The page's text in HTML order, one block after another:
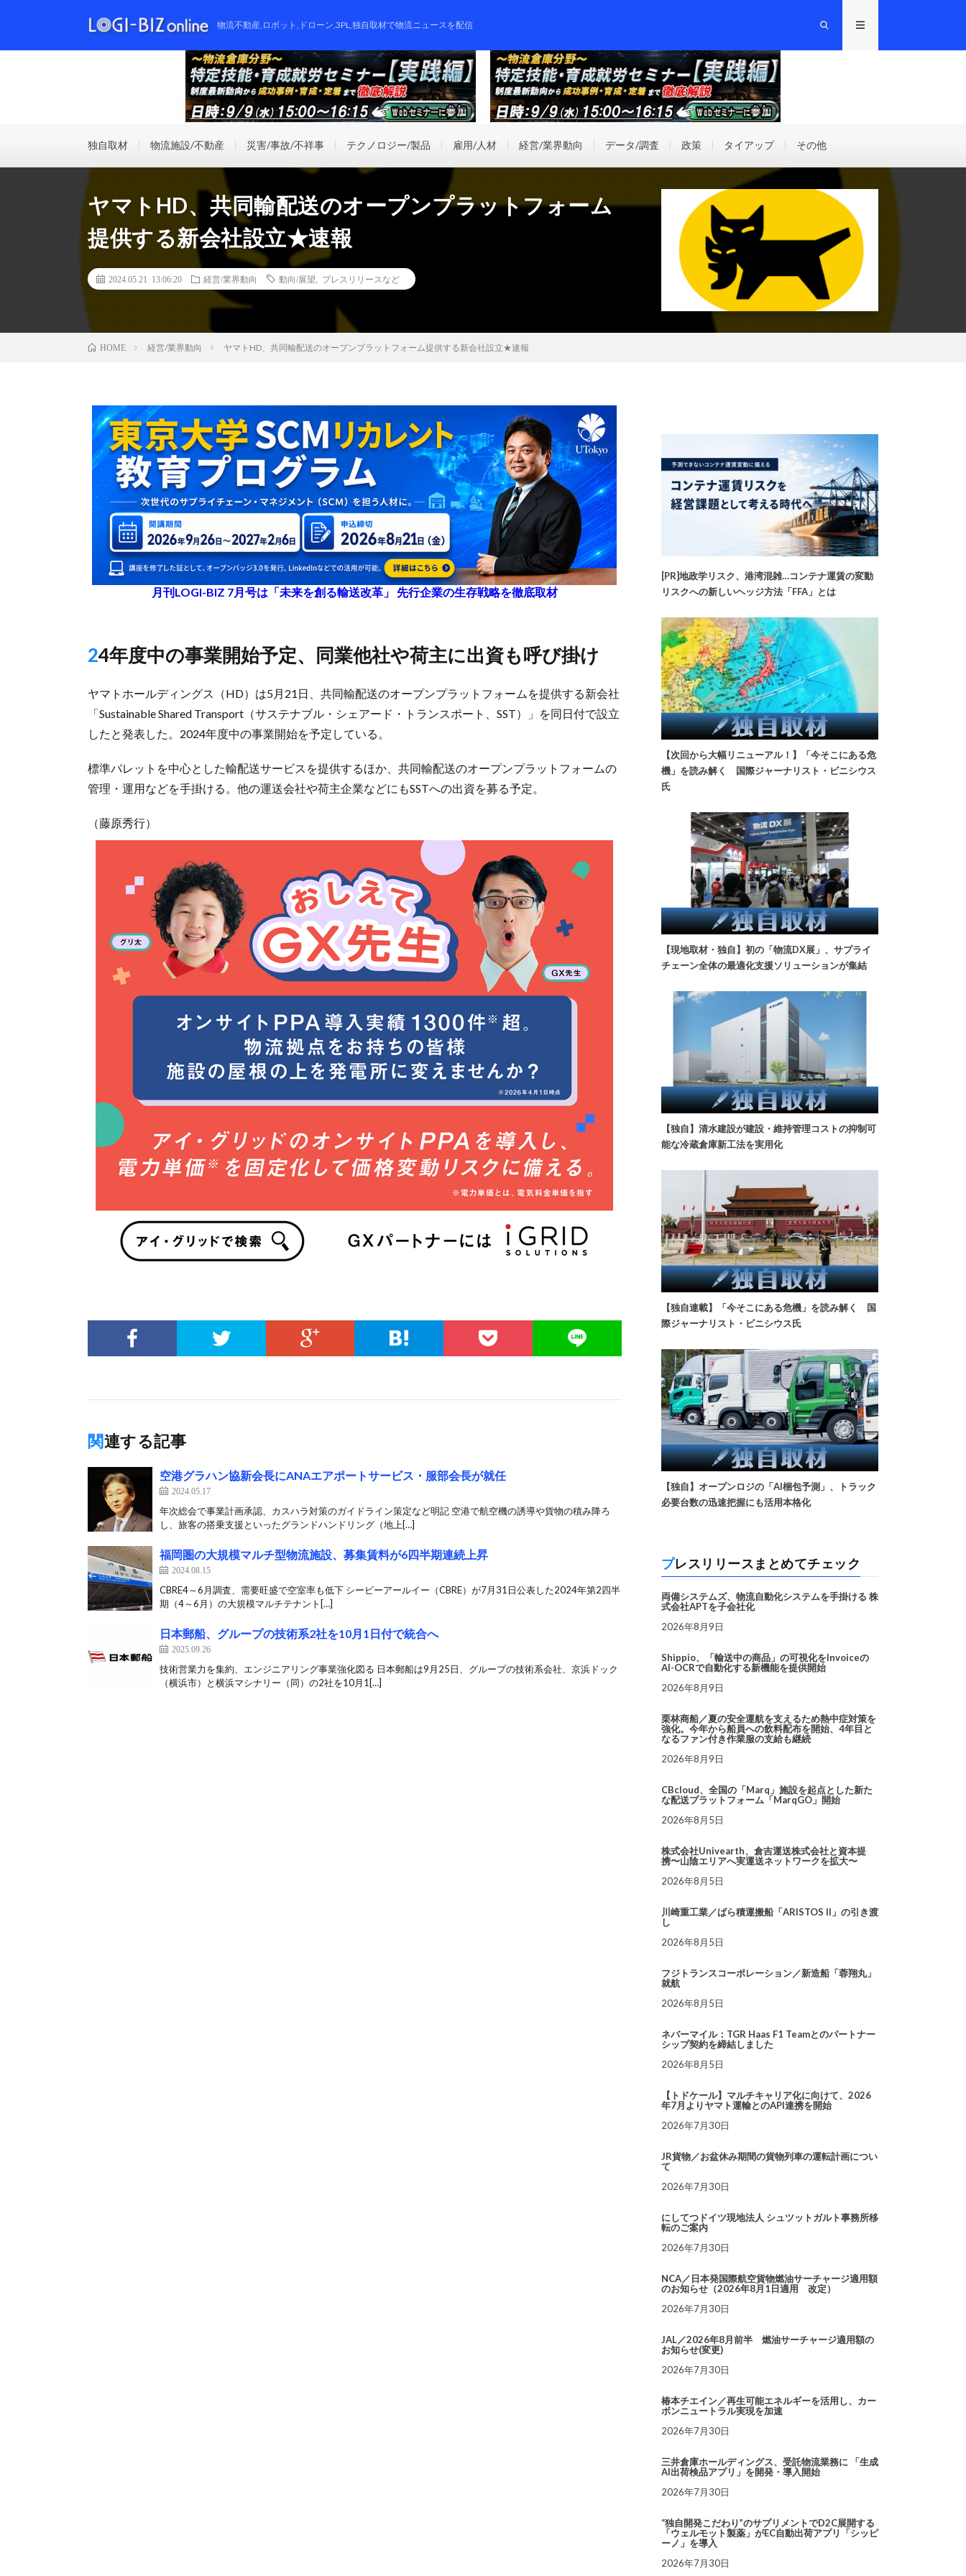
物流不動産,ロボット,ドローン,3PL,独自取材で物流ニュースを配信
独自取材 物流施設/不動産 災害/事故/不祥事 テクノロジー/製品 雇用/人材 経営/業界動向 データ/調査 政策 タイアップ その他
ヤマトHD、共同輸配送のオープンプラットフォーム
提供する新会社設立★速報
2024.05.21 13:06:20 経営/業界動向 動向/展望 プレスリリースなど
HOME 経営/業界動向 ヤマトHD、共同輸配送のオープンプラットフォーム提供する新会社設立★速報
月刊LOGI-BIZ 7月号は「未来を創る輸送改革」 先行企業の生存戦略を徹底取材
24年度中の事業開始予定、同業他社や荷主に出資も呼び掛け
ヤマトホールディングス（HD）は5月21日、共同輸配送のオープンプラットフォームを提供する新会社
「Sustainable Shared Transport（サステナブル・シェアード・トランスポート、SST）」を同日付で設立
したと発表した。2024年度中の事業開始を予定している。
標準パレットを中心とした輸配送サービスを提供するほか、共同輸配送のオープンプラットフォームの
管理・運用などを手掛ける。他の運送会社や荷主企業などにもSSTへの出資を募る予定。
（藤原秀行）
関連する記事
空港グラハン協新会長にANAエアポートサービス・服部会長が就任
2024.05.17
年次総会で事業計画承認、カスハラ対策のガイドライン策定など明記 空港で航空機の誘導や貨物の積み降ろ
し、旅客の搭乗支援といったグランドハンドリング（地上[…]
福岡圏の大規模マルチ型物流施設、募集賃料が6四半期連続上昇
2024.08.15
CBRE4～6月調査、需要旺盛で空室率も低下 シービーアールイー（CBRE）が7月31日公表した2024年第2四半
期（4～6月）の大規模マルチテナント[…]
日本郵船、グループの技術系2社を10月1日付で統合へ
2025.09.26
技術営業力を集約、エンジニアリング事業強化図る 日本郵船は9月25日、グループの技術系会社、京浜ドック
（横浜市）と横浜マシナリー（同）の2社を10月1[…]
[PR]地政学リスク、港湾混雑…コンテナ運賃の変動
リスクへの新しいヘッジ方法「FFA」とは
【次回から大幅リニューアル！】「今そこにある危
機」を読み解く 国際ジャーナリスト・ビニシウス
氏
【現地取材・独自】初の「物流DX展」、サプライ
チェーン全体の最適化支援ソリューションが集結
【独自】清水建設が建設・維持管理コストの抑制可
能な冷蔵倉庫新工法を実用化
【独自連載】「今そこにある危機」を読み解く 国
際ジャーナリスト・ビニシウス氏
【独自】オープンロジの「AI梱包予測」、トラック
必要台数の迅速把握にも活用本格化
プレスリリースまとめてチェック
両備システムズ、物流自動化システムを手掛ける 株
式会社APTを子会社化
2026年8月9日
Shippio、「輸送中の商品」の可視化をInvoiceの
AI-OCRで自動化する新機能を提供開始
2026年8月9日
栗林商船／夏の安全運航を支えるため熱中症対策を
強化。今年から船員への飲料配布を開始、4年目と
なるファン付き作業服の支給も継続
2026年8月9日
CBcloud、全国の「Marq」施設を起点とした新た
な配送プラットフォーム「MarqGO」開始
2026年8月5日
株式会社Univearth、倉吉運送株式会社と資本提
携〜山陰エリアへ実運送ネットワークを拡大〜
2026年8月5日
川崎重工業／ばら積運搬船「ARISTOS II」の引き渡
し
2026年8月5日
フジトランスコーポレーション／新造船「蓉翔丸」
就航
2026年8月5日
ネバーマイル：TGR Haas F1 Teamとのパートナー
シップ契約を締結しました
2026年8月5日
【トドケール】マルチキャリア化に向けて、2026
年7月よりヤマト運輸とのAPI連携を開始
2026年7月30日
JR貨物／お盆休み期間の貨物列車の運転計画につい
て
2026年7月30日
にしてつドイツ現地法人 シュツットガルト事務所移
転のご案内
2026年7月30日
NCA／日本発国際航空貨物燃油サーチャージ適用額
のお知らせ（2026年8月1日適用 改定）
2026年7月30日
JAL／2026年8月前半 燃油サーチャージ適用額の
お知らせ(変更)
2026年7月30日
椿本チエイン／再生可能エネルギーを活用し、カー
ボンニュートラル実現を加速
2026年7月30日
三井倉庫ホールディングス、受託物流業務に 「生成
AI出荷検品アプリ」を開発・導入開始
2026年7月30日
“独自開発こだわり”のサプリメントでD2C展開する
「ウェルモット製薬」がEC自動出荷アプリ「シッピ
ーノ」を導入
2026年7月30日